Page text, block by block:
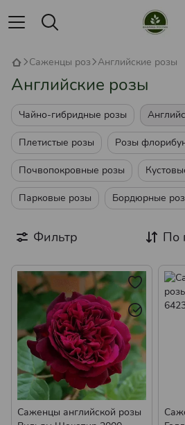
Саженцы роз Английские розы
Английские розы
Чайно-гибридные розы
Плетистые розы Розы
Почвопокровные розы
Парковые розы Бордюрные
Фильтр По
Саженцы английской розы